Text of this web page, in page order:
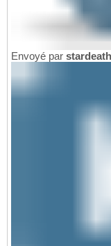
Envoyé par stardeath